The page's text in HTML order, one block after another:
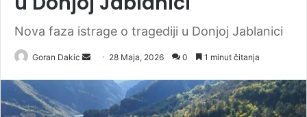
Nova faza istrage o tragediji u Donjoj Jablanici
Goran Dakic 28 Maja, 2026 0 1 minut čitanja